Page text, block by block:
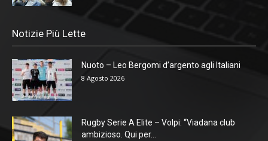
Notizie Più Lette
Nuoto – Leo Bergomi d’argento agli Italiani
8 Agosto 2026
Rugby Serie A Elite – Volpi: “Viadana club
ambizioso. Qui per...